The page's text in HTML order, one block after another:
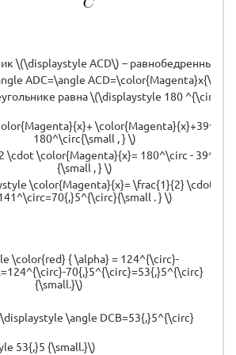
\(\displaystyle ACD\) – равнобедренный,
ADC=\angle
равна \(\displaystyle 180 ^{\circ}
180^\circ{\small , } \)
\cdot \color{Magenta}{x}= 180^\circ -
{\small , } \)
\color{Magenta}{x}= \frac{1}{2} \cdot
. } \)
\color{red} { \alpha} = 124^{\circ}-
70{,}5^{\circ}=53{,}5^{\circ}
{\small.}\)
\angle DCB=53{,}5^{\circ}
53{,}5 {\small.}\)